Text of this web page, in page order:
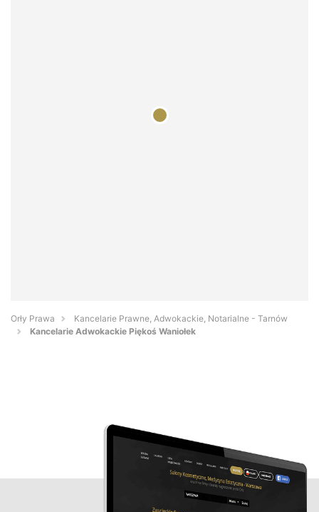
Orły Prawa
Kancelarie Prawne, Adwokackie, Notarialne - Tarnów
Kancelarie Adwokackie Piękoś Waniołek